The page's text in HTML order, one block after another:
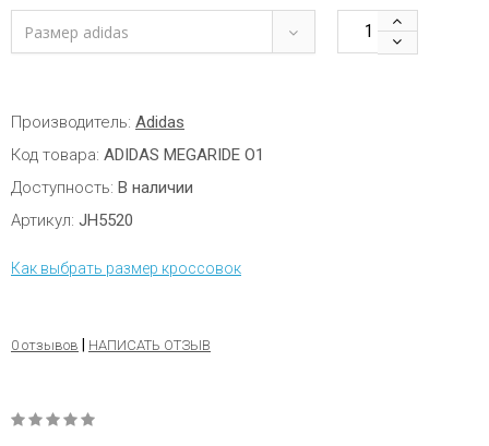
Размер adidas
Производитель: Adidas
Код товара: ADIDAS MEGARIDE O1
Доступность: В наличии
Артикул: JH5520
Как выбрать размер кроссовок
0 отзывов НАПИСАТЬ ОТЗЫВ